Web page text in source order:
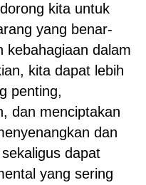
kita untuk
yang benar-
kebahagiaan dalam
kita dapat lebih
penting,
dan menciptakan
dan
dapat
yang sering